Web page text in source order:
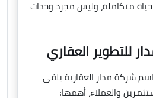
حياة متكاملة، وليس مجرد وحدات
للتطوير العقاري
شركة مدار العقارية يلقى
والعملاء، أهمها: